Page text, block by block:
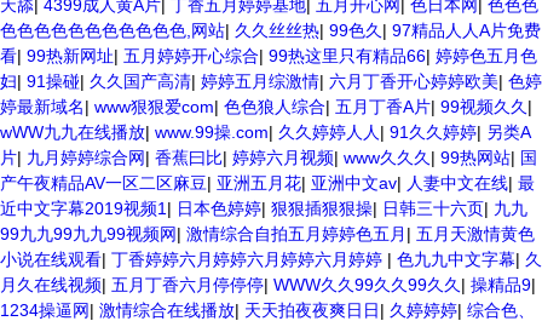
天舔| 4399成人黄A片| 丁香五月婷婷基地| 五月开心网| 色日本网| 色色色
色色色色色色色色色色色,网站| 久久丝丝热| 99色久 | 97精品人人A片免费
看| 99热新网址| 五月婷婷开心综合| 99热这里只有精品66| 婷婷色五月色
妇| 91操碰| 久久国产高清| 婷婷五月综激情| 六月丁香开心婷婷欧美| 色婷
婷最新域名| www狠狠爱com| 色色狼人综合| 五月丁香A片| 99视频久久 |
wWW九九在线播放| www.99操.com| 久久婷婷人人 | 91久久婷婷| 另类A
片| 九月婷婷综合网| 香蕉曰比| 婷婷六月视频| www久久久 | 99热网站| 国
产午夜精品AV一区二区麻豆| 亚洲五月花| 亚洲中文av| 人妻中文在线| 最
近中文字幕2019视频1 | 日本色婷婷| 狠狠插狠狠操| 日韩三十六页| 九九
99九九99九九99视频网| 激情综合自拍五月婷婷色五月 | 五月天激情黄色
小说在线观看| 丁香婷婷六月婷婷六月婷婷六月婷婷 | 色九九中文字幕| 久
月久在线视频| 五月丁香六月停停停| WWW久久99久久99久久 | 操精品9|
1234操逼网| 激情综合在线播放| 天天拍夜夜爽日日| 久婷婷婷| 综合色、